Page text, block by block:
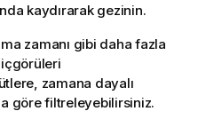
kaydırarak gezinin.
zamanı gibi daha fazla
içgörüleri
zamana dayalı
göre filtreleyebilirsiniz.